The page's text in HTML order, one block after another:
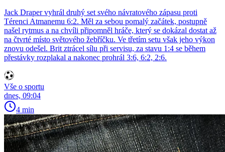
Jack Draper vyhrál druhý set svého návratového zápasu proti
Térenci Atmanemu 6:2. Měl za sebou pomalý začátek, postupně
našel rytmus a na chvíli připomněl hráče, který se dokázal dostat až
na čtvrté místo světového žebříčku. Ve třetím setu však jeho výkon
znovu odešel. Brit ztrácel sílu při servisu, za stavu 1:4 se během
přestávky rozplakal a nakonec prohrál 3:6, 6:2, 2:6.
Vše o sportu
dnes, 09:04
4 min